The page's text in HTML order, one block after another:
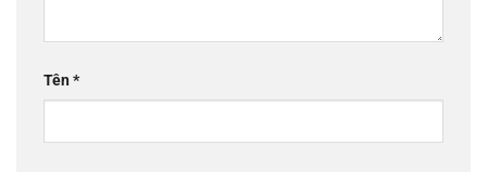
Tên*